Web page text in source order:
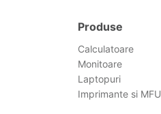
Produse
Calculatoare
Monitoare
Laptopuri
Imprimante si MFU